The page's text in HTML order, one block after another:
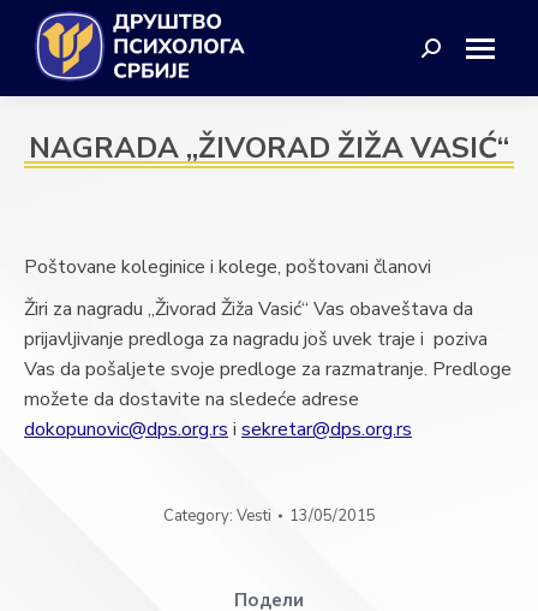
Search:
NAGRADA ,,ŽIVORAD ŽIŽA VASIĆ“
Poštovane koleginice i kolege, poštovani članovi
Žiri za nagradu ,,Živorad Žiža Vasić“ Vas obaveštava da
prijavljivanje predloga za nagradu još uvek traje i poziva
Vas da pošaljete svoje predloge za razmatranje. Predloge
možete da dostavite na sledeće adrese
dokopunovic@dps.org.rs i sekretar@dps.org.rs
Category: Vesti 13/05/2015
Подели